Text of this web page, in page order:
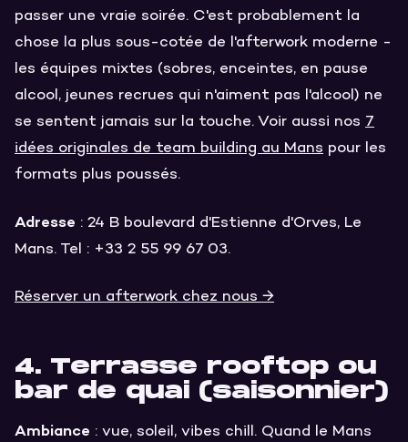
passer une vraie soirée. C'est probablement la
chose la plus sous-cotée de l'afterwork moderne -
les équipes mixtes (sobres, enceintes, en pause
alcool, jeunes recrues qui n'aiment pas l'alcool) ne
se sentent jamais sur la touche. Voir aussi nos 7
idées originales de team building au Mans pour les
formats plus poussés.
Adresse : 24 B boulevard d'Estienne d'Orves, Le
Mans. Tel : +33 2 55 99 67 03.
Réserver un afterwork chez nous →
4. Terrasse rooftop ou
bar de quai (saisonnier)
Ambiance : vue, soleil, vibes chill. Quand le Mans